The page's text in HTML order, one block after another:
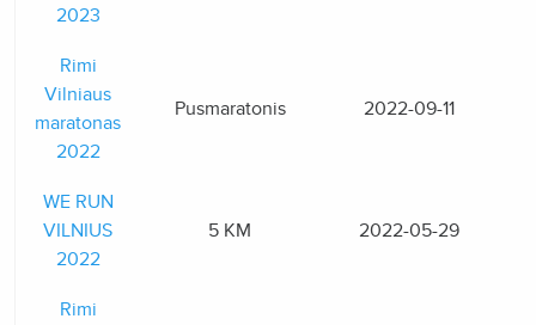
2023
Rimi
Vilniaus
maratonas
2022
Pusmaratonis 2022-09-11
WE RUN
VILNIUS
2022
5 KM 2022-05-29
Rimi